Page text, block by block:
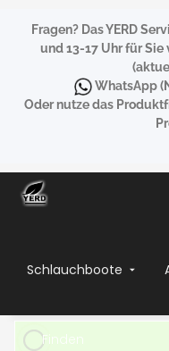
Fragen? Das YERD
und 13-17 Uhr für Sie
WhatsApp
Oder nutze das
Schlauchboote